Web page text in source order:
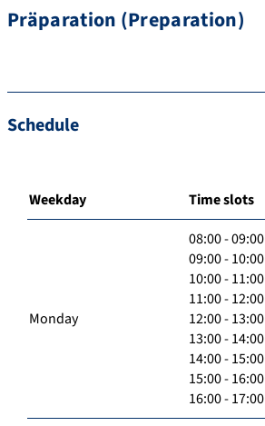
Präparation (Preparation)
Schedule
Weekday Time slots
Monday
08:00 - 09:00
09:00 - 10:00
10:00 - 11:00
11:00 - 12:00
12:00 - 13:00
13:00 - 14:00
14:00 - 15:00
15:00 - 16:00
16:00 - 17:00